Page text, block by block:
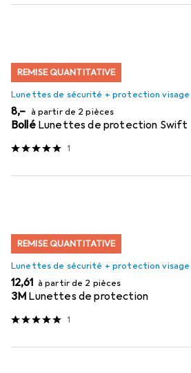
REMISE QUANTITATIVE
Lunettes de sécurité + protection visage
EUR
8,– à partir de 2 pièces
Bollé Lunettes de protection Swift
1
REMISE QUANTITATIVE
Lunettes de sécurité + protection visage
EUR
12,61 à partir de 2 pièces
3M Lunettes de protection
1